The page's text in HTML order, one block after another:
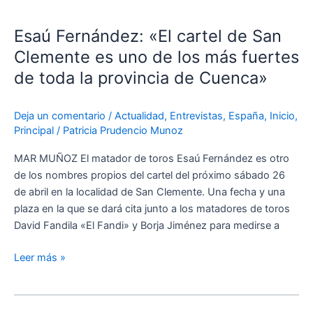
Esaú Fernández: «El cartel de San
Clemente es uno de los más fuertes
de toda la provincia de Cuenca»
Deja un comentario / Actualidad, Entrevistas, España, Inicio,
Principal / Patricia Prudencio Munoz
MAR MUÑOZ El matador de toros Esaú Fernández es otro
de los nombres propios del cartel del próximo sábado 26
de abril en la localidad de San Clemente. Una fecha y una
plaza en la que se dará cita junto a los matadores de toros
David Fandila «El Fandi» y Borja Jiménez para medirse a
«El
cartel
de
San
es
uno
de
los
más
fuertes
de
laLeer más »